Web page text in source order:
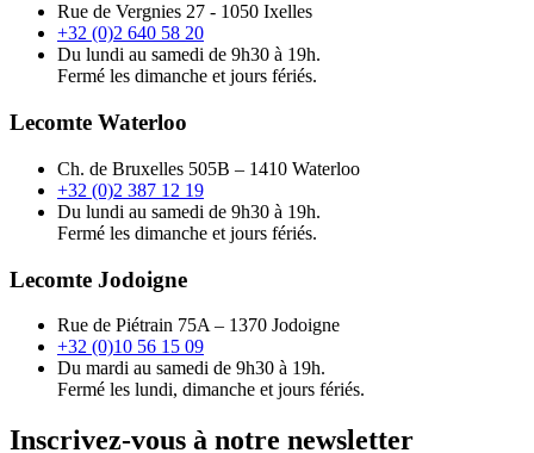
Rue de Vergnies 27 - 1050 Ixelles
+32 (0)2 640 58 20
Du lundi au samedi de 9h30 à 19h.
Fermé les dimanche et jours fériés.
Lecomte Waterloo
Ch. de Bruxelles 505B – 1410 Waterloo
+32 (0)2 387 12 19
Du lundi au samedi de 9h30 à 19h.
Fermé les dimanche et jours fériés.
Lecomte Jodoigne
Rue de Piétrain 75A – 1370 Jodoigne
+32 (0)10 56 15 09
Du mardi au samedi de 9h30 à 19h.
Fermé les lundi, dimanche et jours fériés.
Inscrivez-vous à notre newsletter